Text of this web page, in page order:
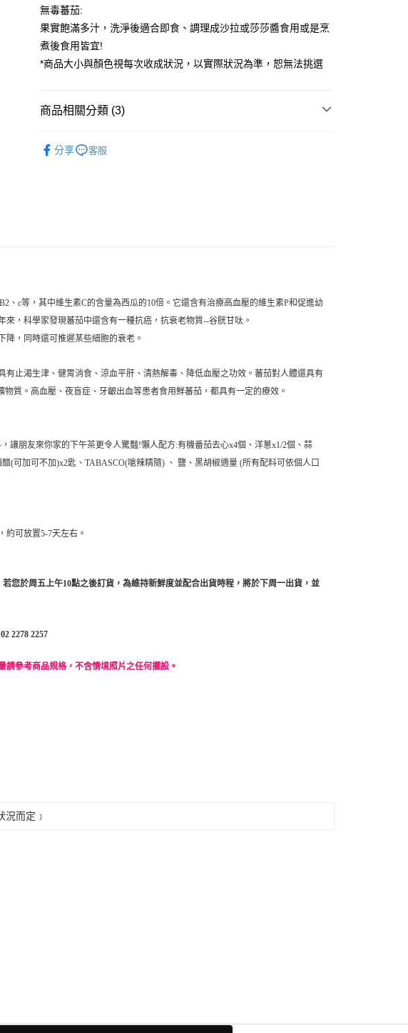
運送方式
宅配
無毒蕃茄:
果實飽滿多汁，洗淨後適合即食、調理成沙拉或莎莎醬食用或是烹
煮後食用皆宜!
*商品大小與顏色視每次收成狀況，以實際狀況為準，恕無法挑選
商品相關分類 (3)
分享 客服
、c等，其中維生素C的含量為西瓜的10倍。它還含有治療高血壓的維生素P和促進幼
，科學家發現蕃茄中還含有一種抗癌，抗衰老物質--谷胱甘呔。
降，同時還可推遲某些細胞的衰老。
止渴生津、健胃消食、涼血平肝、清熱解毒、降低血壓之功效。蕃茄對人體還具有
質。高血壓、夜盲症、牙齦出血等患者食用鮮蕃茄，都具有一定的療效。
讓朋友來你家的下午茶更令人驚豔!懶人配方:有機番茄去心x4個、洋蔥x1/2個、蒜
(可加可不加)x2匙、TABASCO(嗆辣精隨) 、 鹽、黑胡椒適量 (所有配料可依個人口
約可放置5-7天左右。
您於周五上午10點之後訂貨，為維持新鮮度並配合出貨時程，將於下周一出貨，並
2278 2257
參考商品規格，不含情境照片之任何擺設。
而定﹞